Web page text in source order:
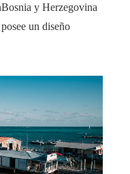
y Herzegovina
un diseño